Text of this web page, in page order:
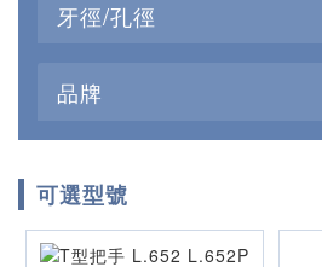
牙徑/孔徑
品牌
可選型號